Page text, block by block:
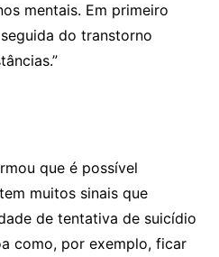
mentais. Em primeiro
do transtorno
que é possível
muitos sinais que
de tentativa de suicídio
como, por exemplo, ficar